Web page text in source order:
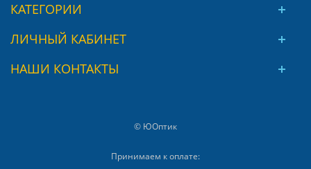
КАТЕГОРИИ
ЛИЧНЫЙ КАБИНЕТ
НАШИ КОНТАКТЫ
© ЮОптик
Принимаем к оплате: